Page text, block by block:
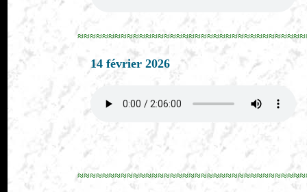
14 février 2026